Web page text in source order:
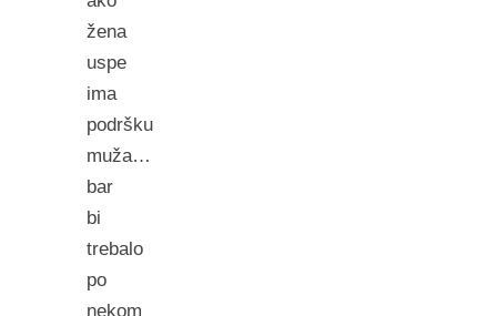
žena
uspe
ima
podršku
muža…
bar
bi
trebalo
po
nekom